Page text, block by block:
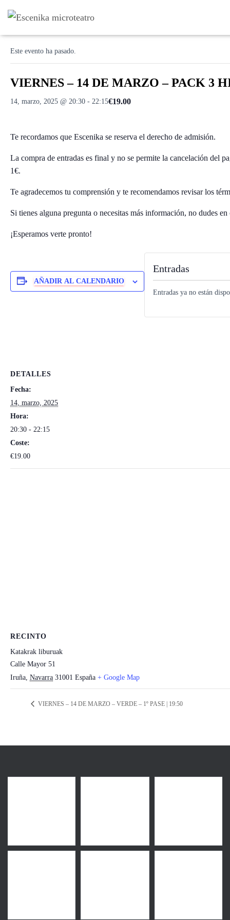
Este evento ha pasado.
VIERNES – 14 DE MARZO – PACK 3
14, marzo, 2025 @ 20:30 - 22:15€19.00
Te recordamos que Escenika se reserva el derecho de admisión.
La compra de entradas es final y no se permite la cancelación del
1€.
Te agradecemos tu comprensión y te recomendamos revisar los
Si tienes alguna pregunta o necesitas más información, no dudes en
¡Esperamos verte pronto!
AÑADIR AL CALENDARIO
DETALLES
Fecha:
14, marzo, 2025
Hora:
20:30 - 22:15
Coste:
€19.00
RECINTO
Katakrak liburuak
Calle Mayor 51
Iruña, Navarra 31001 España + Google Map
Entradas
Entradas ya no están
VIERNES – 14 DE MARZO – VERDE – 1º PASE | 19:50